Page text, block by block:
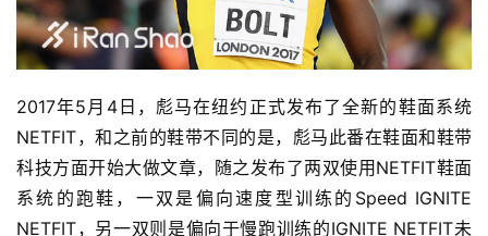
2017年5月4日，彪马在纽约正式发布了全新的鞋面系统
NETFIT，和之前的鞋带不同的是，彪马此番在鞋面和鞋带
科技方面开始大做文章，随之发布了两双使用NETFIT鞋面
系统的跑鞋，一双是偏向速度型训练的Speed IGNITE
NETFIT，另一双则是偏向于慢跑训练的IGNITE NETFIT未